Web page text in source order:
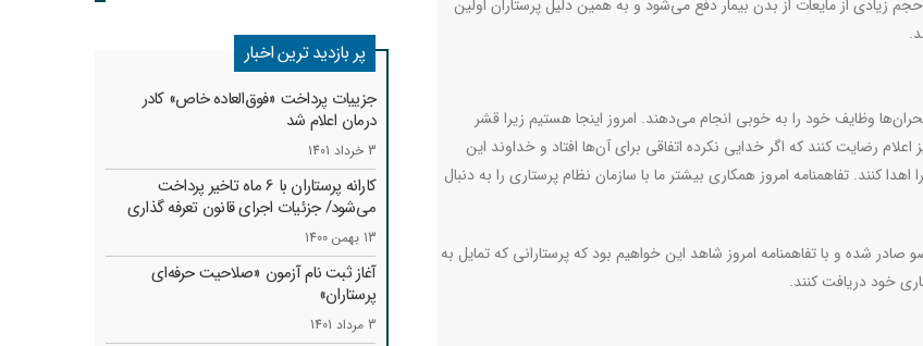
زیادی از مایعات از بدن بیمار دفع می‌شود و به همین دلیل پرستاران اولین
.
وظایف خود را به خوبی انجام می‌دهند. امروز اینجا هستیم زیرا قشر
رضایت کنند که اگر خدایی نکرده اتفاقی برای آن‌ها افتاد و خداوند این
کنند. تفاهمنامه امروز همکاری بیشتر ما با سازمان نظام پرستاری را به دنبال
شده و با تفاهمنامه امروز شاهد این خواهیم بود که پرستارانی که تمایل به
خود دریافت کنند.
پر بازدید ترین اخبار
جزییات پرداخت «فوق‌العاده خاص» کادر
درمان اعلام شد
3 خرداد 1401
کارانه‌ پرستاران با 6 ماه تاخیر پرداخت
می‌شود/ جزئیات اجرای قانون تعرفه گذاری
13 بهمن 1400
آغاز ثبت نام آزمون «صلاحیت حرفه‌ای
پرستاران»
3 مرداد 1401